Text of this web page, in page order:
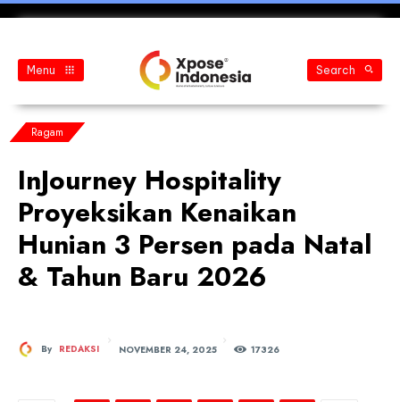
Menu Search
Ragam
InJourney Hospitality
Proyeksikan Kenaikan
Hunian 3 Persen pada Natal
& Tahun Baru 2026
By REDAKSI NOVEMBER 24, 2025 17326